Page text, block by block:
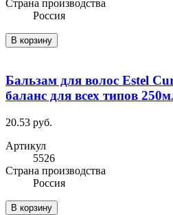
Cтрана производства
Россия
В корзину
Бальзам для волос Estel
баланс для всех типов
20.53 руб.
Артикул
5526
Cтрана производства
Россия
В корзину